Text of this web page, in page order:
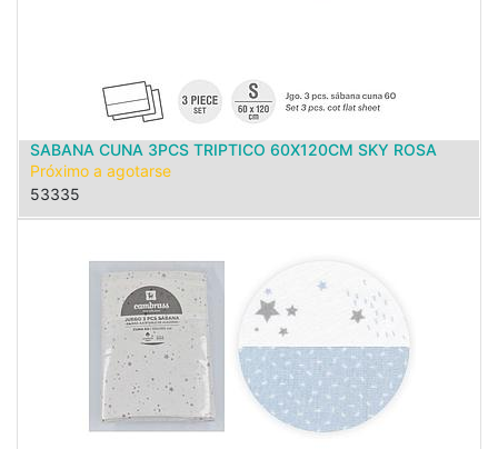
SABANA CUNA 3PCS TRIPTICO 60X120CM SKY ROSA
Próximo a agotarse
53335